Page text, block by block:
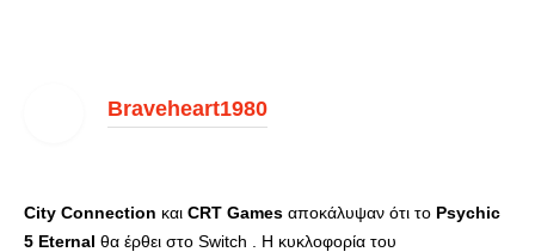
Braveheart1980
City Connection και CRT Games αποκάλυψαν ότι το Psychic
5 Eternal θα έρθει στο Switch . Η κυκλοφορία του